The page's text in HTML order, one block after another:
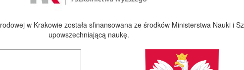
w Krakowie została sfinansowana ze środków Ministerstwa Nauki i
upowszechniającą naukę.